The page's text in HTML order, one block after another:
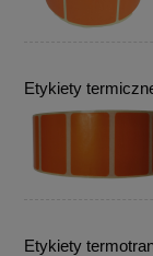
Etykiety
Etykiety